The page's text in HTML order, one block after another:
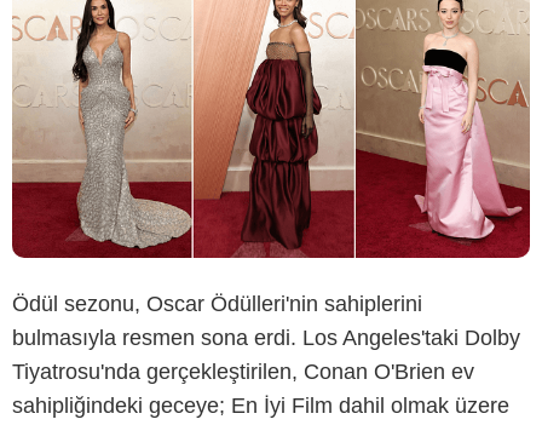
Ödül sezonu, Oscar Ödülleri'nin sahiplerini
bulmasıyla resmen sona erdi. Los Angeles'taki Dolby
Tiyatrosu'nda gerçekleştirilen, Conan O'Brien ev
sahipliğindeki geceye; En İyi Film dahil olmak üzere